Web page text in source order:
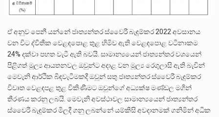
ඒ අනුව පෙනී යන්නේ ජාත්‍යන්තර ස්වෛරී බැඳුම්කර 2022 අවසානය
වන විට ද්වීතීක වෙළඳපොළ තුළ හිමිව ඇති වෙළඳපොළ වටිනාකම
24% දක්වා පහත වැටී ඇති බවයි. සාමාන්‍යයෙන් ජාත්‍යන්තර වශයෙන්
පිළිගත් මූල්‍ය ආයතනවල ඔවුන්ට අදාළ වන මූල්‍ය රෙගුලාසි ඇති බැවින්
මෙවැනි ආර්ථික බිඳවැටීමකදී ඔවුන් සතු ජාත්‍යන්තර ස්වෛරී බැඳුම්කර
විවෘත වෙළඳපළ තුළ විකිණීමට ඔවුන්ගේ අධ්‍යක්ෂ මණ්ඩල මගින්
තීරණය කරනු ලබයි. මෙවැනි අවස්ථාවල සාමාන්‍යයෙන් ජාත්‍යන්තර
ස්වෛරී බැඳුම්කර මිලදී ගනු ලබන්නේ යම්කිසි අවදානමක් ගනිමින් අධික